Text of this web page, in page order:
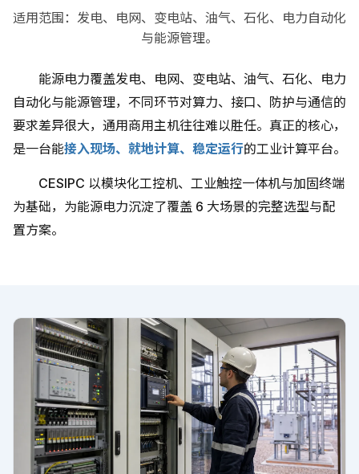
适用范围：发电、电网、变电站、油气、石化、电力自动化
与能源管理。
能源电力覆盖发电、电网、变电站、油气、石化、电力
自动化与能源管理，不同环节对算力、接口、防护与通信的
要求差异很大，通用商用主机往往难以胜任。真正的核心，
是一台能接入现场、就地计算、稳定运行的工业计算平台。
CESIPC 以模块化工控机、工业触控一体机与加固终端
为基础，为能源电力沉淀了覆盖 6 大场景的完整选型与配
置方案。